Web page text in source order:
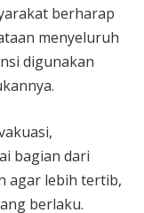
berharap
menyeluruh
digunakan
bagian dari
agar lebih tertib,
berlaku.